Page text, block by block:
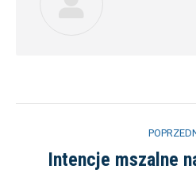
Nawigacja
wpisów
Intencje mszalne